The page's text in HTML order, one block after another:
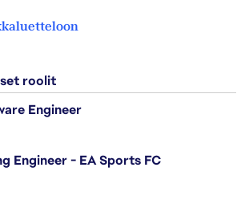
roolit
Engineer
Engineer - EA Sports FC